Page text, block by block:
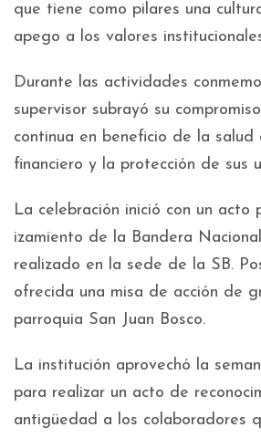
que tiene como pilares una
apego a los valores
Durante las actividades
supervisor subrayó su
continua en beneficio de la salud
financiero y la protección de sus
La celebración inició con un acto
izamiento de la Bandera
realizado en la sede de la SB.
ofrecida una misa de acción de
parroquia San Juan Bosco.
La institución aprovechó la
para realizar un acto de
antigüedad a los colaboradores